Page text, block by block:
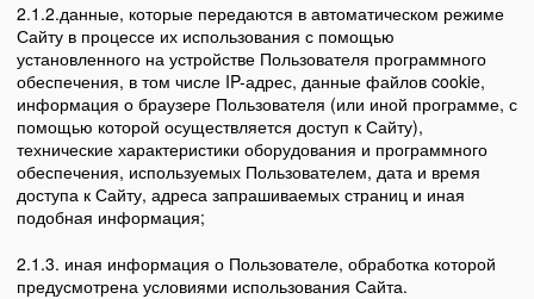
2.1.2.данные, которые передаются в автоматическом режиме
Сайту в процессе их использования с помощью
установленного на устройстве Пользователя программного
обеспечения, в том числе IP-адрес, данные файлов cookie,
информация о браузере Пользователя (или иной программе, с
помощью которой осуществляется доступ к Сайту),
технические характеристики оборудования и программного
обеспечения, используемых Пользователем, дата и время
доступа к Сайту, адреса запрашиваемых страниц и иная
подобная информация;
2.1.3. иная информация о Пользователе, обработка которой
предусмотрена условиями использования Сайта.